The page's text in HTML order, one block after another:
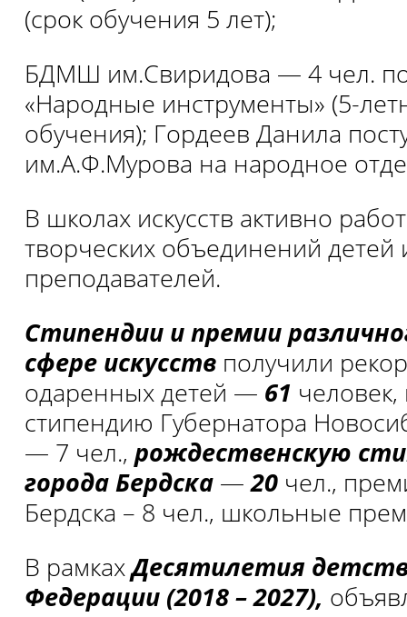
(срок обучения 5 лет);
БДМШ им.Свиридова — 4 чел.
«Народные инструменты» (5-
обучения); Гордеев Данила
им.А.Ф.Мурова на народное
В школах искусств активно
творческих объединений детей
преподавателей.
Стипендии и премии
сфере искусств получили
одаренных детей — 61
стипендию Губернатора
— 7 чел., рождественскую
города Бердска —20 чел.,
Бердска – 8 чел., школьные
В рамкахДесятилетия
Федерации (2018 – 2027),